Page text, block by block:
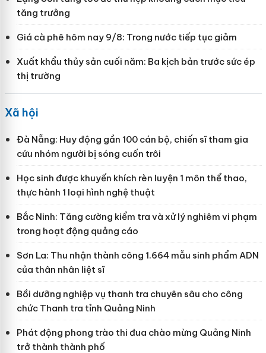
tăng trưởng
Giá cà phê hôm nay 9/8: Trong nước tiếp tục giảm
Xuất khẩu thủy sản cuối năm: Ba kịch bản trước sức ép
thị trường
Xã hội
Đà Nẵng: Huy động gần 100 cán bộ, chiến sĩ tham gia
cứu nhóm người bị sóng cuốn trôi
Học sinh được khuyến khích rèn luyện 1 môn thể thao,
thực hành 1 loại hình nghệ thuật
Bắc Ninh: Tăng cường kiểm tra và xử lý nghiêm vi phạm
trong hoạt động quảng cáo
Sơn La: Thu nhận thành công 1.664 mẫu sinh phẩm ADN
của thân nhân liệt sĩ
Bồi dưỡng nghiệp vụ thanh tra chuyên sâu cho công
chức Thanh tra tỉnh Quảng Ninh
Phát động phong trào thi đua chào mừng Quảng Ninh
trở thành thành phố